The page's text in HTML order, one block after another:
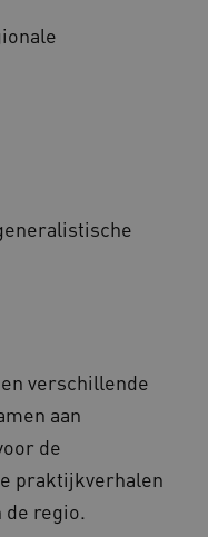
verschillende
aan
de
praktijkverhalen
de regio.